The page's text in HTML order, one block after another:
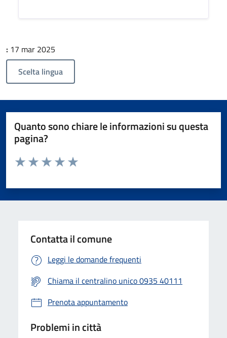
: 17 mar 2025
Scelta lingua
Quanto sono chiare le informazioni su questa
pagina?
Valuta da 1 a 5 stelle la paginaValuta 4 stelle su 5
Valuta 3 stelle su 5
Valuta 2 stelle su 5
Valuta 1 stelle su 5
Contatta il comune
Leggi le domande frequenti
Chiama il centralino unico 0935 40111
Prenota appuntamento
Problemi in città